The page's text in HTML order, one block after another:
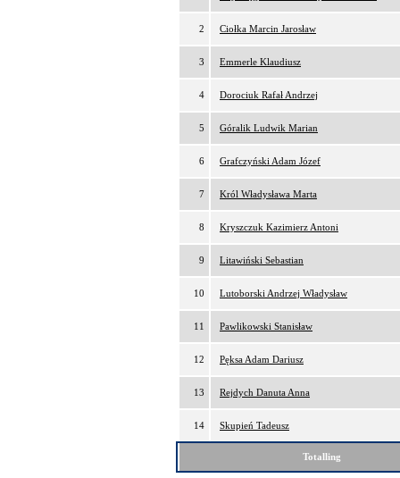
2 Ciołka Marcin Jarosław
3 Emmerle Klaudiusz
4 Dorociuk Rafał Andrzej
5 Góralik Ludwik Marian
6 Grafczyński Adam Józef
7 Król Władysława Marta
8 Kryszczuk Kazimierz Antoni
9 Litawiński Sebastian
10 Lutoborski Andrzej Władysław
11 Pawlikowski Stanisław
12 Pęksa Adam Dariusz
13 Rejdych Danuta Anna
14 Skupień Tadeusz
Totalling